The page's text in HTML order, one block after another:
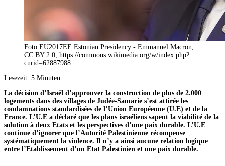
Foto EU2017EE Estonian Presidency - Emmanuel Macron,
CC BY 2.0, https://commons.wikimedia.org/w/index.php?
curid=62887988
Lesezeit: 5 Minuten
La décision d’Israël d’approuver la construction de plus de 2.000
logements dans des villages de Judée-Samarie s’est attirée les
condamnations standardisées de l’Union Européenne (U.E) et de la
France. L’U.E a déclaré que les plans israéliens sapent la viabilité de la
solution à deux Etats et les perspectives d’une paix durable. L’U.E
continue d’ignorer que l’Autorité Palestinienne récompense
systématiquement la violence. Il n’y a ainsi aucune relation logique
entre l’Etablissement d’un Etat Palestinien et une paix durable.